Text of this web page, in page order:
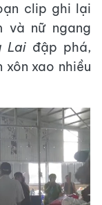
clip ghi lại
và nữ ngang
Lai đập phá,
xôn xao nhiều